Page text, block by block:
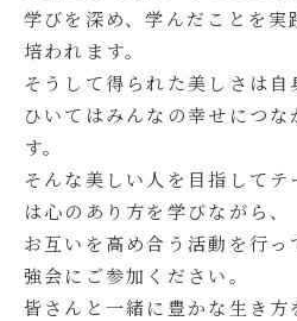
学びを深め、学んだことを
培われます。
そうして得られた美しさは自
ひいてはみんなの幸せにつ
す。
そんな美しい人を目指してテ
は心のあり方を学びながら、
お互いを高め合う活動を行
強会にご参加ください。
皆さんと一緒に豊かな生き方